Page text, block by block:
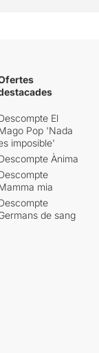
El
Pop 'Nada
imposible'
Ànima
mia
de sang